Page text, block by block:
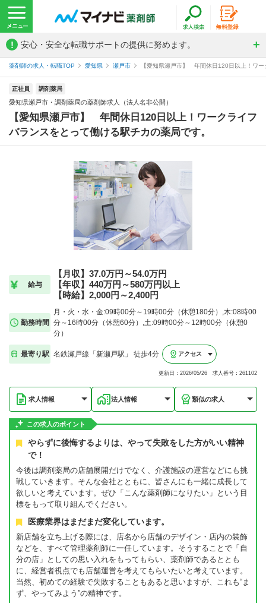
! 安心・安全な転職サポートの提供に努めます。
薬剤師の求人・転職TOP 愛知県 瀬戸市 【愛知県瀬戸市】 年間休日120日以上！ワ
正社員 調剤薬局
愛知県瀬戸市・調剤薬局の薬剤師求人（法人名非公開）
【愛知県瀬戸市】 年間休日120日以上！ワークライフ
バランスをとって働ける駅チカの薬局です。
給与
【月収】37.0万円～54.0万円
【年収】440万円～580万円以上
【時給】2,000円～2,400円
勤務時間
月・火・水・金:09時00分～19時00分（休憩180分）,木:08時00
分～16時00分（休憩60分）,土:09時00分～12時00分（休憩0
分）
最寄り駅 名鉄瀬戸線「新瀬戸駅」 徒歩4分 アクセス
更新日：2026/05/26 求人番号：261102
求人情報 法人情報 類似の求人
この求人のポイント
やらずに後悔するよりは、やって失敗をした方がいい精神
で！
今後は調剤薬局の店舗展開だけでなく、介護施設の運営などにも挑
戦していきます。そんな会社とともに、皆さんにも一緒に成長して
欲しいと考えています。ぜひ「こんな薬剤師になりたい」という目
標をもって取り組んでください。
医療業界はまだまだ変化しています。
新店舗を立ち上げる際には、店名から店舗のデザイン・店内の装飾
などを、すべて管理薬剤師に一任しています。そうすることで「自
分の店」としての思い入れをもってもらい、薬剤師であるととも
に、経営者視点でも店舗運営を考えてもらいたいと考えています。
当然、初めての経験で失敗することもあると思いますが、これも“ま
ず、やってみよう”の精神です。